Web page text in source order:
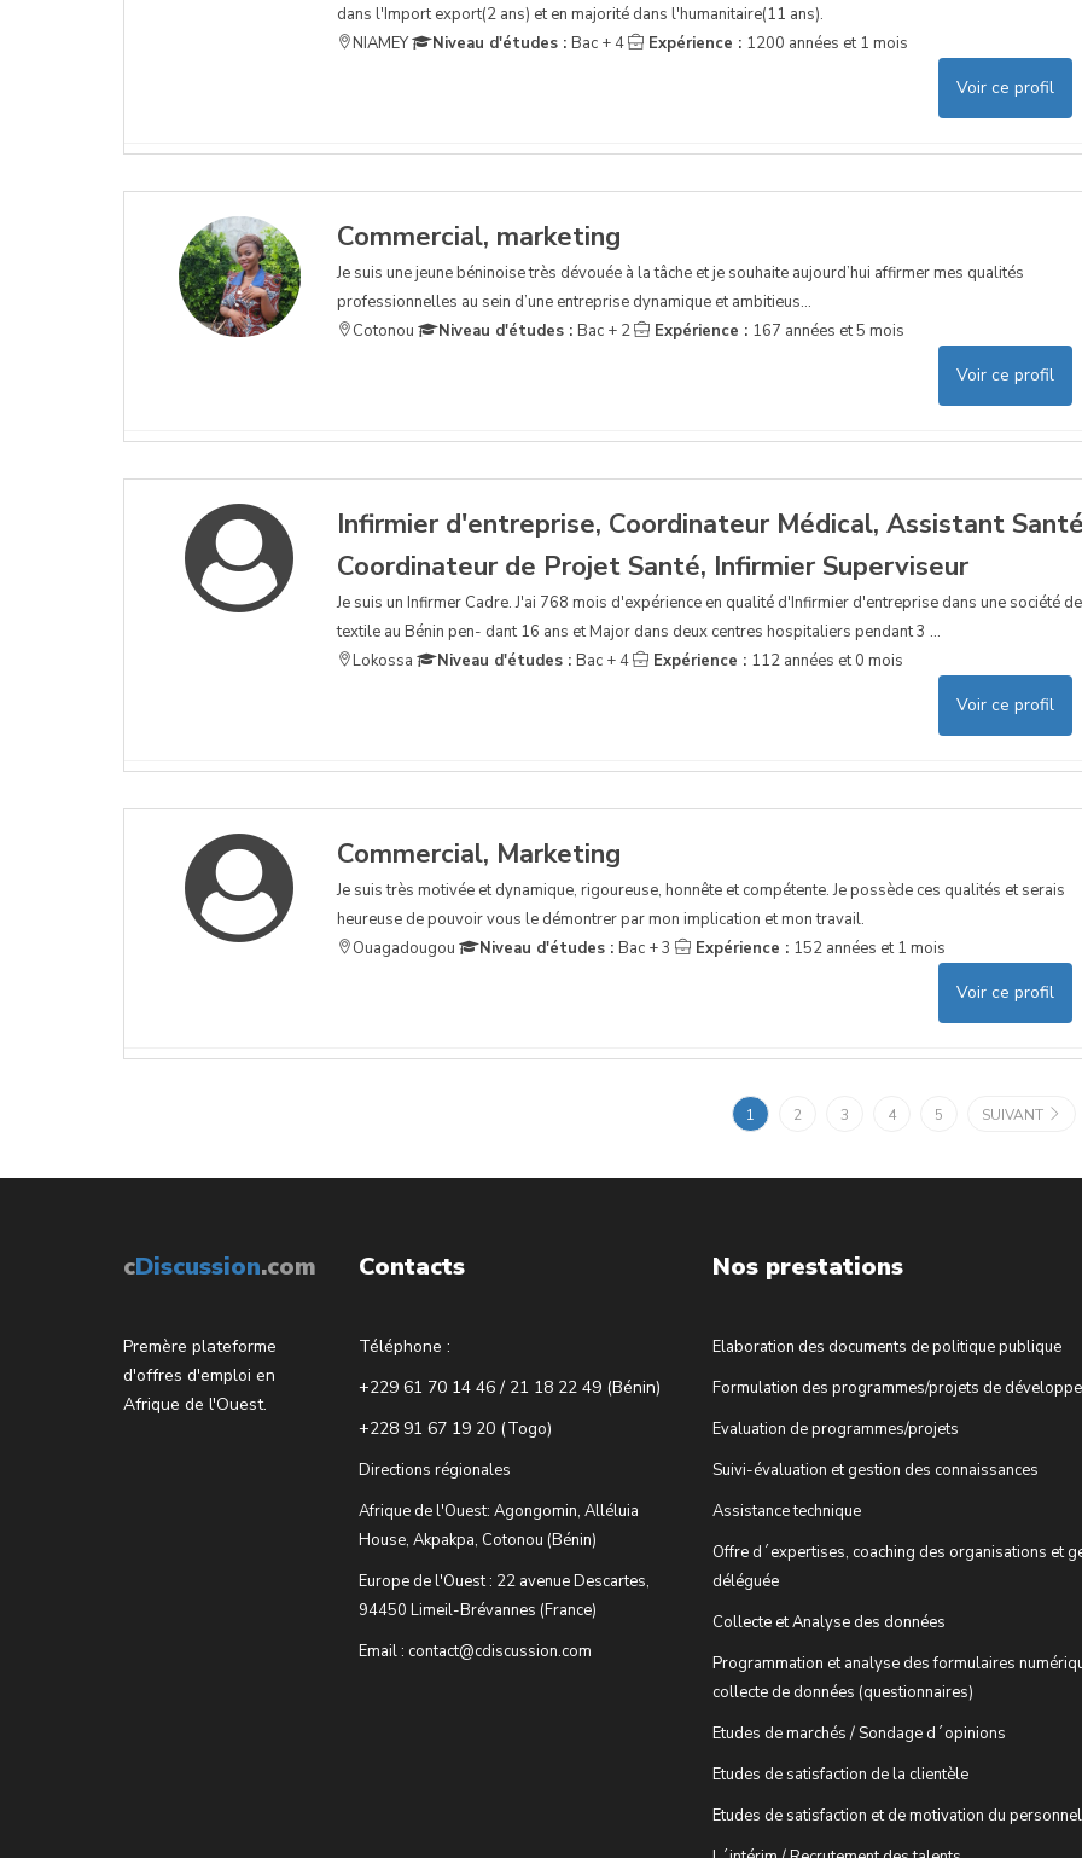
dans l'Import export(2 ans) et en majorité dans l'humanitaire(11 ans).
NIAMEY
Niveau d'études : Bac + 4 Expérience : 1200 années et 1 mois
Voir ce profil
Commercial, marketing
Je suis une jeune béninoise très dévouée à la tâche et je souhaite aujourd’hui affirmer mes qualités
professionnelles au sein d’une entreprise dynamique et ambitieus...
Cotonou
Niveau d'études : Bac + 2 Expérience : 167 années et 5 mois
Voir ce profil
Infirmier d'entreprise, Coordinateur Médical, Assistant
Coordinateur de Projet Santé, Infirmier Superviseur
Je suis un Infirmer Cadre. J'ai 768 mois d'expérience en qualité d'Infirmier d'entreprise dans une société de
textile au Bénin pen- dant 16 ans et Major dans deux centres hospitaliers pendant 3 ...
Lokossa
Niveau d'études : Bac + 4 Expérience : 112 années et 0 mois
Voir ce profil
Commercial, Marketing
Je suis très motivée et dynamique, rigoureuse, honnête et compétente. Je possède ces qualités et serais
heureuse de pouvoir vous le démontrer par mon implication et mon travail.
Ouagadougou
Niveau d'études : Bac + 3 Expérience : 152 années et 1 mois
Voir ce profil
1 2 3 4 5 SUIVANT
cDiscussion.com
Premère plateforme
d'offres d'emploi en
Afrique de l'Ouest.
Contacts
Téléphone :
+229 61 70 14 46 / 21 18 22 49 (Bénin)
+228 91 67 19 20 (Togo)
Directions régionales
Afrique de l'Ouest: Agongomin, Alléluia
House, Akpakpa, Cotonou (Bénin)
Europe de l'Ouest : 22 avenue Descartes,
94450 Limeil-Brévannes (France)
Email : contact@cdiscussion.com
Nos prestations
Elaboration des documents de politique publique
Formulation des programmes/projets de
Evaluation de programmes/projets
Suivi-évaluation et gestion des connaissances
Assistance technique
Offre d´expertises, coaching des organisations et
déléguée
Collecte et Analyse des données
Programmation et analyse des formulaires
collecte de données (questionnaires)
Etudes de marchés / Sondage d´opinions
Etudes de satisfaction de la clientèle
Etudes de satisfaction et de motivation du personnel